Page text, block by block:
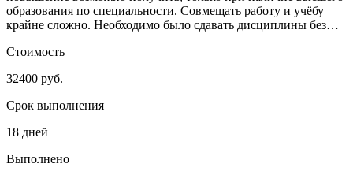
образования по специальности. Совмещать работу и учёбу
крайне сложно. Необходимо было сдавать дисциплины без
Стоимость
32400 руб.
Срок выполнения
18 дней
Выполнено